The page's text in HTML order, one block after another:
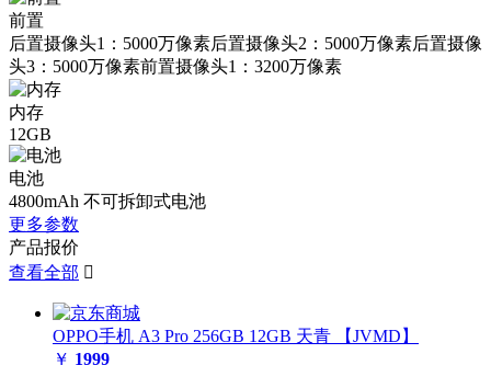
前置
后置摄像头1：5000万像素后置摄像头2：5000万像素后置摄像
头3：5000万像素前置摄像头1：3200万像素
内存
12GB
电池
4800mAh 不可拆卸式电池
更多参数
产品报价
查看全部 
OPPO手机 A3 Pro 256GB 12GB 天青 【JVMD】
￥ 1999